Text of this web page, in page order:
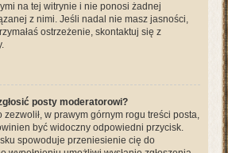
na tej witrynie i nie ponosi żadnej
z nimi. Jeśli nadal nie masz jasności,
ostrzeżenie, skontaktuj się z
posty moderatorowi?
w prawym górnym rogu treści posta,
być widoczny odpowiedni przycisk.
spowoduje przeniesienie cię do